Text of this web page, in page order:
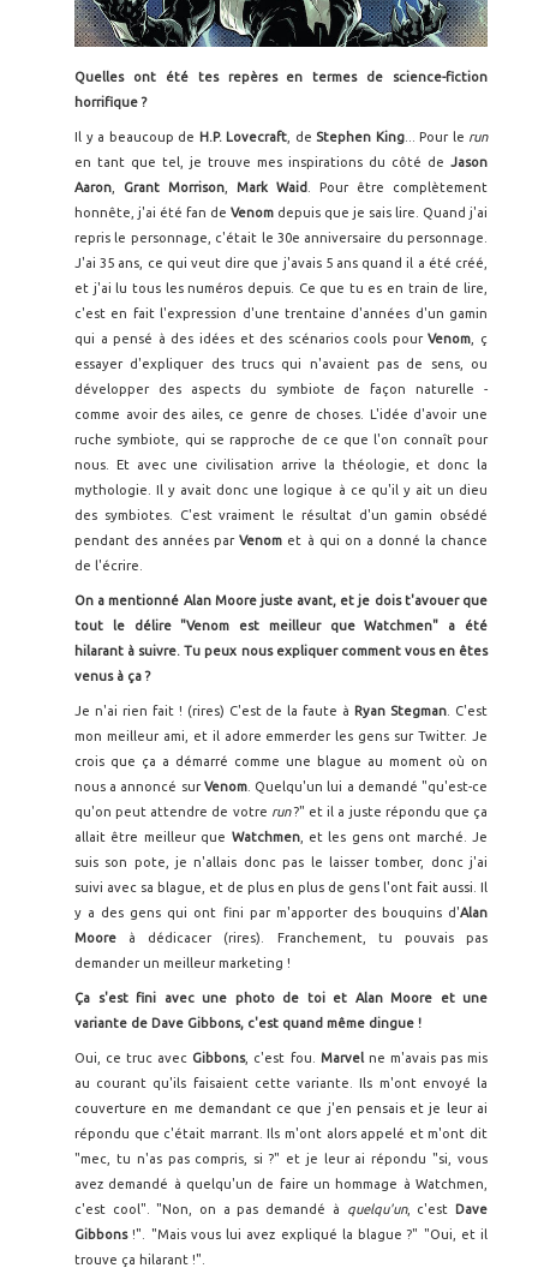
Quelles ont été tes repères en termes de science-fiction
horrifique ?
Il y a beaucoup de H.P. Lovecraft , de Stephen King... Pour le run
en tant que tel, je trouve mes inspirations du côté de Jason
Aaron
Grant Morrison Mark Waid
. Pour être complètement
honnête, j'ai été fan de Venom depuis que je sais lire. Quand j'ai
repris le personnage, c'était le 30e anniversaire du personnage.
J'ai 35 ans, ce qui veut dire que j'avais 5 ans quand il a été créé,
et j'ai lu tous les numéros depuis. Ce que tu es en train de lire,
c'est en fait l'expression d'une trentaine d'années d'un gamin
qui a pensé à des idées et des scénarios cools pourVenom , ç
essayer d'expliquer des trucs qui n'avaient pas de sens, ou
développer des aspects du symbiote de façon naturelle -
comme avoir des ailes, ce genre de choses. L'idée d'avoir une
ruche symbiote, qui se rapproche de ce que l'on connaît pour
nous. Et avec une civilisation arrive la théologie, et donc la
mythologie. Il y avait donc une logique à ce qu'il y ait un dieu
des symbiotes. C'est vraiment le résultat d'un gamin obsédé
pendant des années parVenom et à qui on a donné la chance
de l'écrire.
On a mentionné Alan Moore juste avant, et je dois t'avouer que
tout le délire "Venom est meilleur que Watchmen" a été
hilarant à suivre. Tu peux nous expliquer comment vous en êtes
venus à ça ?
Je n'ai rien fait ! (rires) C'est de la faute à Ryan Stegman . C'est
mon meilleur ami, et il adore emmerder les gens sur Twitter. Je
crois que ça a démarré comme une blague au moment où on
nous a annoncé surVenom. Quelqu'un lui a demandé "qu'est-ce
qu'on peut attendre de votre run?" et il a juste répondu que ça
allait être meilleur que Watchmen, et les gens ont marché. Je
suis son pote, je n'allais donc pas le laisser tomber, donc j'ai
suivi avec sa blague, et de plus en plus de gens l'ont fait aussi. Il
y a des gens qui ont fini par m'apporter des bouquins d'Alan
Moore à dédicacer (rires). Franchement, tu pouvais pas
demander un meilleur marketing !
Ça s'est fini avec une photo de toi et Alan Moore et une
variante de Dave Gibbons, c'est quand même dingue !
Oui, ce truc avec Gibbons, c'est fou. Marvel ne m'avais pas mis
au courant qu'ils faisaient cette variante. Ils m'ont envoyé la
couverture en me demandant ce que j'en pensais et je leur ai
répondu que c'était marrant. Ils m'ont alors appelé et m'ont dit
"mec, tu n'as pas compris, si ?" et je leur ai répondu "si, vous
avez demandé à quelqu'un de faire un hommage à Watchmen,
c'est cool". "Non, on a pas demandé à
quelqu'un, c'est Dave
Gibbons!". "Mais vous lui avez expliqué la blague ?" "Oui, et il
trouve ça hilarant !".